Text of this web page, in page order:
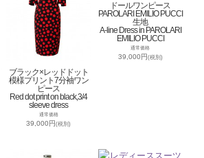
ブラック×レッドドット
模様プリント7分袖ワン
ピース
Red dot print on black,3/4
sleeve dress
通常価格
39,000円(税別)
ドールワンピース
PAROLARI EMILIO PUCCI
生地
A-line Dress in PAROLARI
EMILIO PUCCI
通常価格
39,000円(税別)